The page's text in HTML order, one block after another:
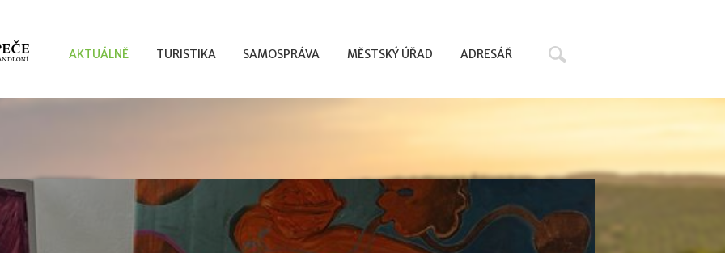
AKTUÁLNĚ TURISTIKA SAMOSPRÁVA MĚSTSKÝ ÚŘAD ADRESÁŘ